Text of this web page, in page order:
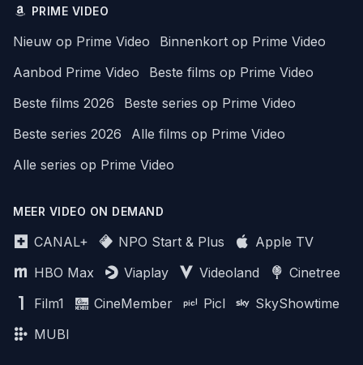
PRIME VIDEO
Nieuw op Prime Video
Binnenkort op Prime Video
Aanbod Prime Video
Beste films op Prime Video
Beste films 2026
Beste series op Prime Video
Beste series 2026
Alle films op Prime Video
Alle series op Prime Video
MEER VIDEO ON DEMAND
CANAL+ NPO Start & Plus
Apple TV
HBO Max
Viaplay Videoland
Cinetree
Film1
CineMember Picl
SkyShowtime
MUBI